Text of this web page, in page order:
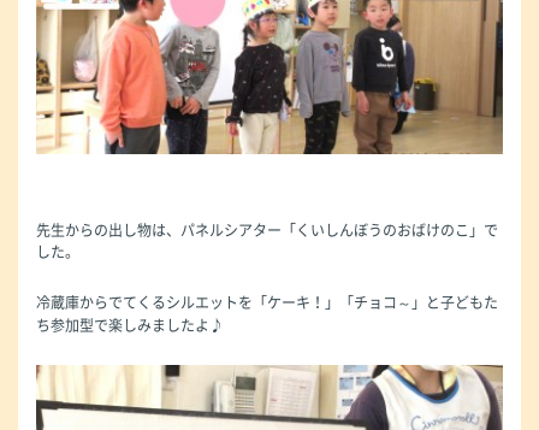
先生からの出し物は、パネルシアター「くいしんぼうのおばけのこ」で
した。
冷蔵庫からでてくるシルエットを「ケーキ！」「チョコ～」と子どもた
ち参加型で楽しみましたよ♪